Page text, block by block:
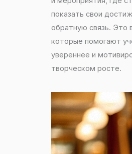
показать свои
обратную связь. Это
которые помогают
увереннее и
творческом росте.